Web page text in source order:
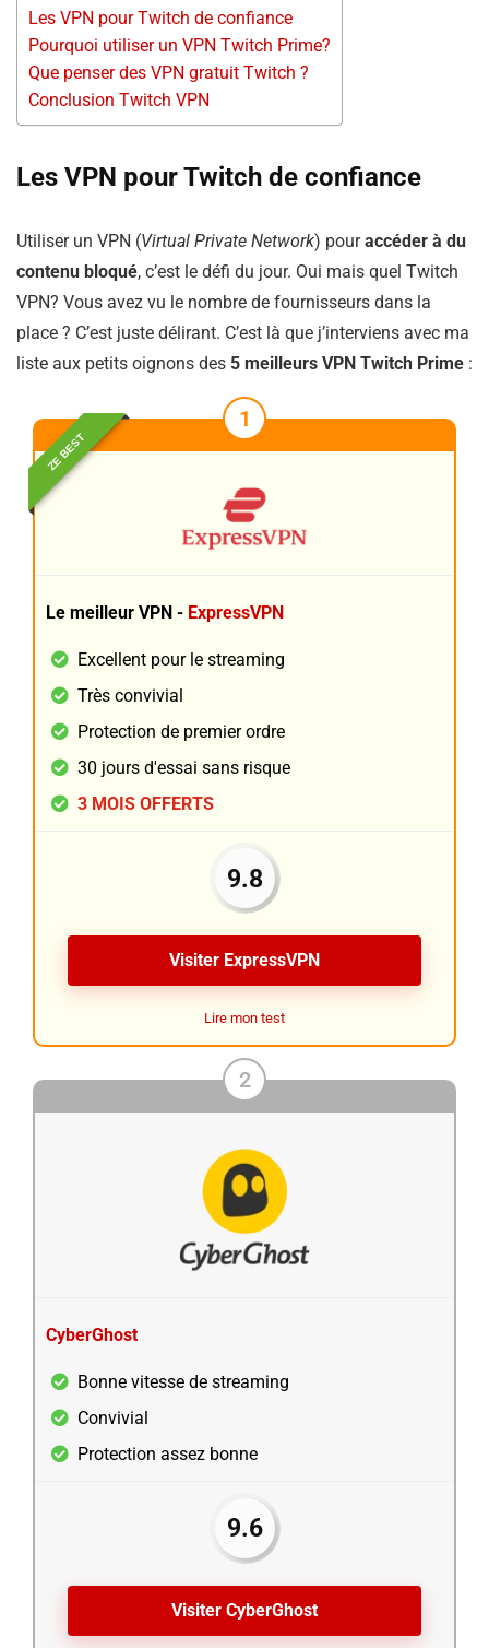
Les VPN pour Twitch de confiance
Pourquoi utiliser un VPN Twitch Prime?
Que penser des VPN gratuit Twitch ?
Conclusion Twitch VPN
Les VPN pour Twitch de confiance
Utiliser un VPN (Virtual Private Network) pouraccéder à du
contenu bloqué, c’est le défi du jour. Oui mais quel Twitch
VPN? Vous avez vu le nombre de fournisseurs dans la
place ? C’est juste délirant. C’est là que j’interviens avec ma
liste aux petits oignons des 5 meilleurs VPN Twitch Prime :
ZE BEST
1
Le meilleur VPN - ExpressVPN
Excellent pour le streaming
Très convivial
Protection de premier ordre
30 jours d'essai sans risque
3 MOIS OFFERTS
9.8
Visiter ExpressVPN
Lire mon test
2
CyberGhost
Bonne vitesse de streaming
Convivial
Protection assez bonne
9.6
Visiter CyberGhost